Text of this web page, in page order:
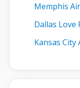
Memphis
Dallas Love
Kansas